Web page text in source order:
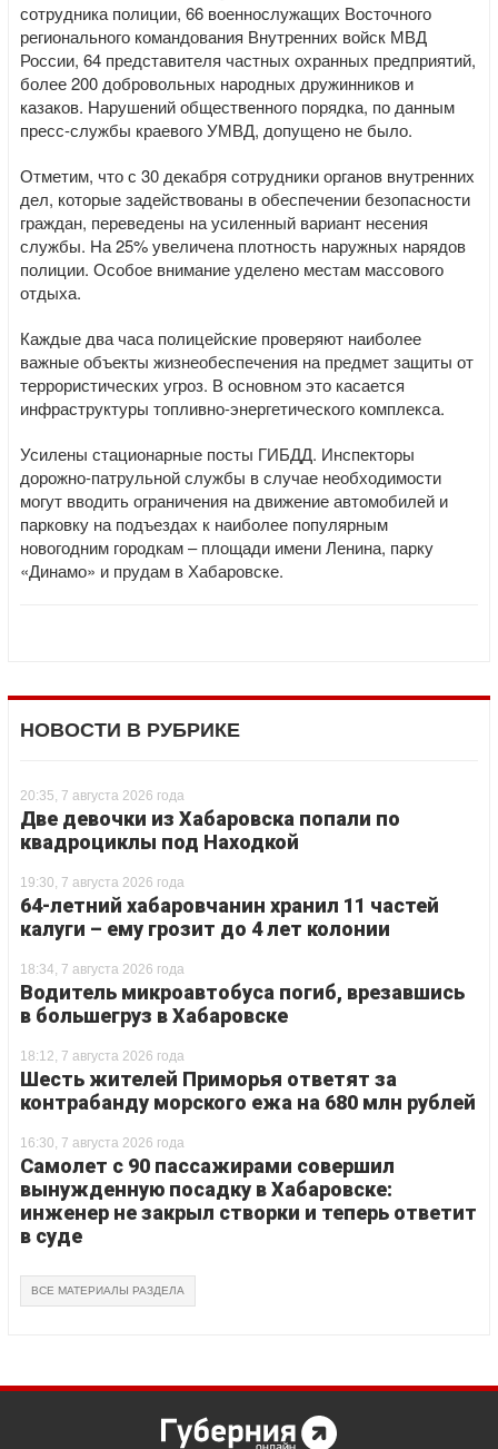
сотрудника полиции, 66 военнослужащих Восточного
регионального командования Внутренних войск МВД
России, 64 представителя частных охранных предприятий,
более 200 добровольных народных дружинников и
казаков. Нарушений общественного порядка, по данным
пресс-службы краевого УМВД, допущено не было.
Отметим, что с 30 декабря сотрудники органов внутренних
дел, которые задействованы в обеспечении безопасности
граждан, переведены на усиленный вариант несения
службы. На 25% увеличена плотность наружных нарядов
полиции. Особое внимание уделено местам массового
отдыха.
Каждые два часа полицейские проверяют наиболее
важные объекты жизнеобеспечения на предмет защиты от
террористических угроз. В основном это касается
инфраструктуры топливно-энергетического комплекса.
Усилены стационарные посты ГИБДД. Инспекторы
дорожно-патрульной службы в случае необходимости
могут вводить ограничения на движение автомобилей и
парковку на подъездах к наиболее популярным
новогодним городкам – площади имени Ленина, парку
«Динамо» и прудам в Хабаровске.
НОВОСТИ В РУБРИКЕ
20:35, 7 августа 2026 года
Две девочки из Хабаровска попали по
квадроциклы под Находкой
19:30, 7 августа 2026 года
64-летний хабаровчанин хранил 11 частей
калуги – ему грозит до 4 лет колонии
18:34, 7 августа 2026 года
Водитель микроавтобуса погиб, врезавшись
в большегруз в Хабаровске
18:12, 7 августа 2026 года
Шесть жителей Приморья ответят за
контрабанду морского ежа на 680 млн рублей
16:30, 7 августа 2026 года
Самолет с 90 пассажирами совершил
вынужденную посадку в Хабаровске:
инженер не закрыл створки и теперь ответит
в суде
ВСЕ МАТЕРИАЛЫ РАЗДЕЛА